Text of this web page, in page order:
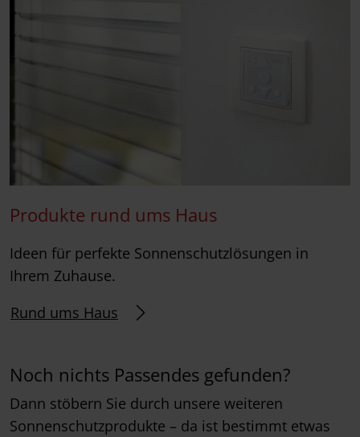
Produkte rund ums Haus
Ideen für perfekte Sonnenschutzlösungen in
Ihrem Zuhause.
Rund ums Haus
Noch nichts Passendes gefunden?
Dann stöbern Sie durch unsere weiteren
Sonnenschutzprodukte – da ist bestimmt etwas